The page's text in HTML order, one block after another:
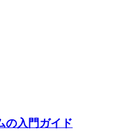
の入門ガイド